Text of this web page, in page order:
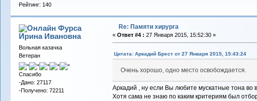
Рейтинг: 140
Фурса
Ирина Ивановна
Вольная казачка
Ветеран
Спасибо
-Дано: 27117
-Получено: 72211
Re: Памяти хирурга
« Ответ #4 : 27 Января 2015, 15:52:30 »
Цитата: Аркадий Брест от 27 Января 2015, 15:43:24
Очень хорошо, одно место освобождается.
Аркадий , ну если Вы любите мускатные тона во
Хотя сама не знаю по каким критериям был